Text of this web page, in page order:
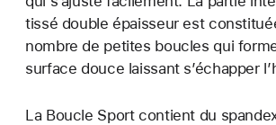
tissé double épaisseur est
nombre de petites boucles qui
surface douce laissant s’échapper
La Boucle Sport contient du